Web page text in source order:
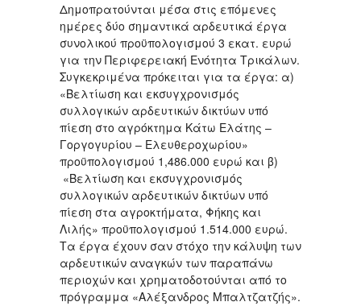
Δημοπρατούνται μέσα στις επόμενες
ημέρες δύο σημαντικά αρδευτικά έργα
συνολικού προϋπολογισμού 3 εκατ. ευρώ
για την Περιφερειακή Ενότητα Τρικάλων.
Συγκεκριμένα πρόκειται για τα έργα: α)
«Βελτίωση και εκσυγχρονισμός
συλλογικών αρδευτικών δικτύων υπό
πίεση στο αγρόκτημα Κάτω Ελάτης –
Γοργογυρίου – Ελευθεροχωρίου»
προϋπολογισμού 1,486.000 ευρώ και β)
«Βελτίωση και εκσυγχρονισμός
συλλογικών αρδευτικών δικτύων υπό
πίεση στα αγροκτήματα, Φήκης και
Λιλής» προϋπολογισμού 1.514.000 ευρώ.
Τα έργα έχουν σαν στόχο την κάλυψη των
αρδευτικών αναγκών των παραπάνω
περιοχών και χρηματοδοτούνται από το
πρόγραμμα «Αλέξανδρος Μπαλτζατζής».